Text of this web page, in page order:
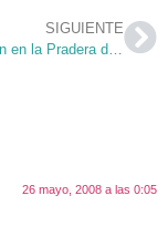
SIGUIENTE
Misión Joven en la Pradera de San Isidro
26 mayo, 2008 a las 0:05